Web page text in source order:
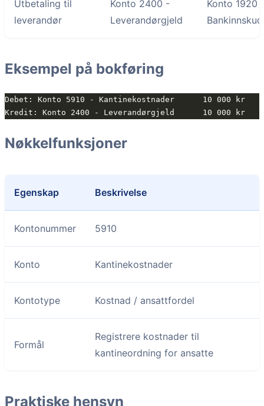
Utbetaling til
leverandør
Konto 2400 -
Leverandørgjeld
Konto 1920 -
Eksempel på bokføring
Nøkkelfunksjoner
Egenskap Beskrivelse
Kontonummer 5910
Konto Kantinekostnader
Kontotype Kostnad / ansattfordel
Formål
Registrere kostnader til
kantineordning for ansatte
Praktiske hensyn